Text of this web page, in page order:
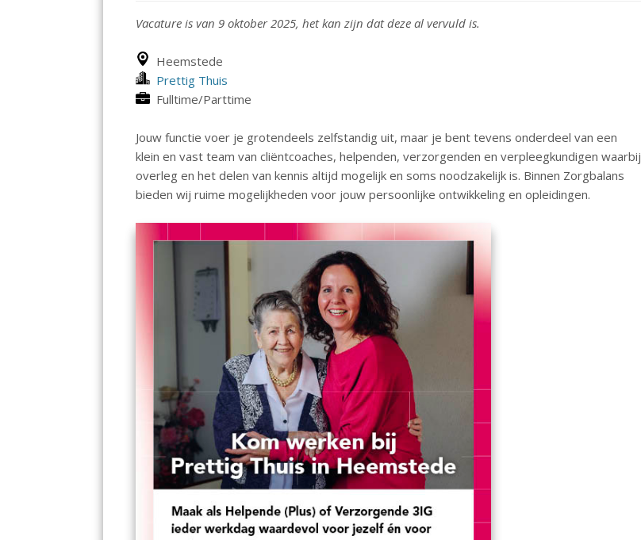
Vacature is van 9 oktober 2025, het kan zijn dat deze al vervuld is.
Heemstede
Prettig Thuis
Fulltime/Parttime
Jouw functie voer je grotendeels zelfstandig uit, maar je bent tevens onderdeel van een
klein en vast team van cliëntcoaches, helpenden, verzorgenden en verpleegkundigen waarbij
overleg en het delen van kennis altijd mogelijk en soms noodzakelijk is. Binnen Zorgbalans
bieden wij ruime mogelijkheden voor jouw persoonlijke ontwikkeling en opleidingen.